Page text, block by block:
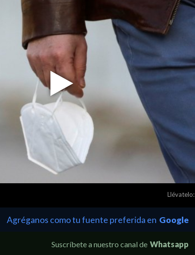
Play
Video
Llévatelo:
Agréganos como tu fuente preferida en Google
Suscríbete a nuestro canal de Whatsapp